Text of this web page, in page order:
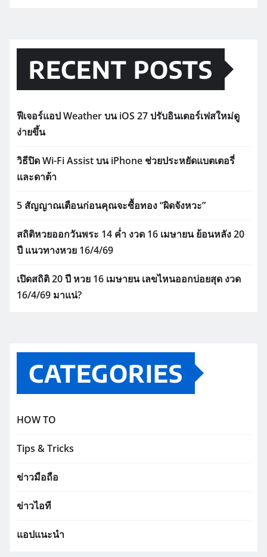
RECENT POSTS
ฟีเจอร์แอป Weather บน iOS 27 ปรับอินเตอร์เฟสใหม่ดู
ง่ายขึ้น
วิธีปิด Wi-Fi Assist บน iPhone ช่วยประหยัดแบตเตอรี่
และดาต้า
5 สัญญาณเตือนก่อนคุณจะซื้อทอง “ผิดจังหวะ”
สถิติหวยออกวันพระ 14 ค่ำ งวด 16 เมษายน ย้อนหลัง 20
ปี แนวทางหวย 16/4/69
เปิดสถิติ 20 ปี หวย 16 เมษายน เลขไหนออกบ่อยสุด งวด
16/4/69 มาแน่?
CATEGORIES
HOW TO
Tips & Tricks
ข่าวมือถือ
ข่าวไอที
แอปแนะนำ